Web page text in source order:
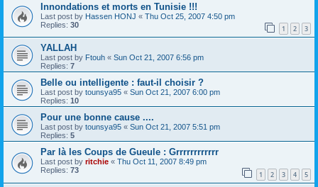
Innondations et morts en Tunisie !!!
Last post by Hassen HONJ « Thu Oct 25, 2007 4:50 pm
Replies: 30 1 2 3
YALLAH
Last post by Ftouh « Sun Oct 21, 2007 6:56 pm
Replies: 7
Belle ou intelligente : faut-il choisir ?
Last post by tounsya95 « Sun Oct 21, 2007 6:00 pm
Replies: 10
Pour une bonne cause ....
Last post by tounsya95 « Sun Oct 21, 2007 5:51 pm
Replies: 5
Par là les Coups de Gueule : Grrrrrrrrrrrr
Last post by ritchie « Thu Oct 11, 2007 8:49 pm
Replies: 73 1 2 3 4 5